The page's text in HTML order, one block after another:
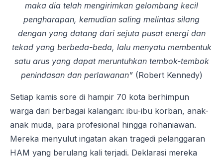
maka dia telah mengirimkan gelombang kecil
pengharapan, kemudian saling melintas silang
dengan yang datang dari sejuta pusat energi dan
tekad yang berbeda-beda, lalu menyatu membentuk
satu arus yang dapat meruntuhkan tembok-tembok
penindasan dan perlawanan” (Robert Kennedy)
Setiap kamis sore di hampir 70 kota berhimpun
warga dari berbagai kalangan: ibu-ibu korban, anak-
anak muda, para profesional hingga rohaniawan.
Mereka menyulut ingatan akan tragedi pelanggaran
HAM yang berulang kali terjadi. Deklarasi mereka